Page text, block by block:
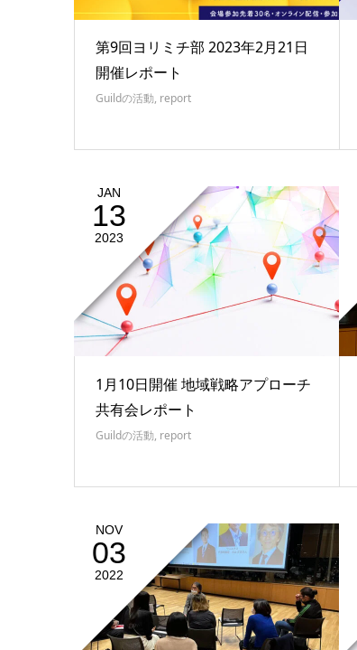
第9回ヨリミチ部 2023年2月21日
開催レポート
Guildの活動, report
JAN
13
2023
1月10日開催 地域戦略アプローチ
共有会レポート
Guildの活動, report
NOV
03
2022